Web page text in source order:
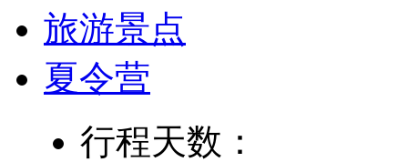
旅游景点
夏令营
行程天数：